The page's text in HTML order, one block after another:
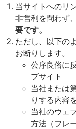
当サイトへのリ
非営利を問わず、
要です。
ただし、以下の
お断りします。
公序良俗に
ブサイト
当社または
りする内容
当社のウェ
方法（フレ